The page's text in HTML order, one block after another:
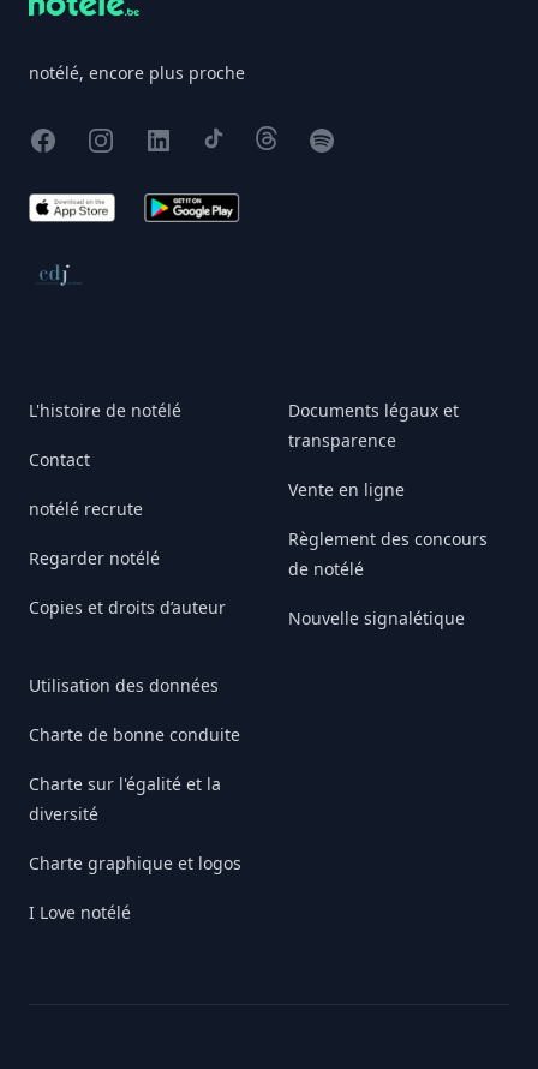
notélé, encore plus proche
FacebookInstagram
X TikTokThreadsSpotify
App Store Google Play
Conseil de déontologie journalistique
L'histoire de notélé
Contact
notélé recrute
Regarder notélé
Copies et droits d’auteur
Utilisation des données
Charte de bonne conduite
Charte sur l'égalité et la
diversité
Charte graphique et logos
I Love notélé
Documents légaux et
transparence
Vente en ligne
Règlement des concours
de notélé
Nouvelle signalétique